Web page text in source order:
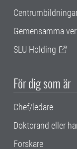
Gemensamma
SLU Holding
För dig som är
Chef/ledare
Doktorand eller
Forskare